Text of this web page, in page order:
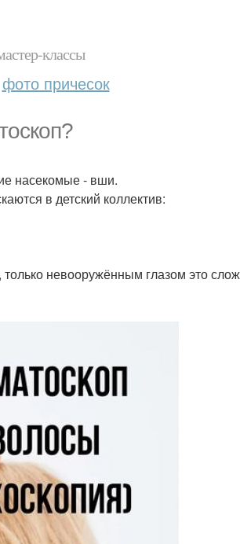
классы
фото причесок
насекомые - вши.
в детский коллектив:
невооружённым глазом это